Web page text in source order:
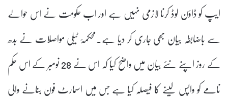
ایپ کو ڈاؤن لوڈ کرنا لازمی نہیں ہے اور اب حکومت نے اس حوالے
سے باضابطہ بیان بھی جاری کر دیا ہے۔محکمۂ ٹیلی مواصلات نے بدھ
کے روز اپنے نئے بیان میں واضح کیا کہ اس نے 28 نومبر کے اس حکم
نامے کو واپس لینے کا فیصلہ کیا ہے جس میں اسمارٹ فون بنانے والی